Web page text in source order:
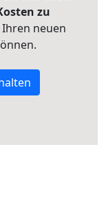
zu
neuen